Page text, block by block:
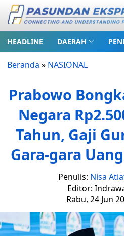
HEADLINE DAERAH
Beranda » NASIONAL
Prabowo
Negara
Tahun, Gaji
Gara-gara
Penulis: Nisa
Editor:
Rabu, 24 Jun